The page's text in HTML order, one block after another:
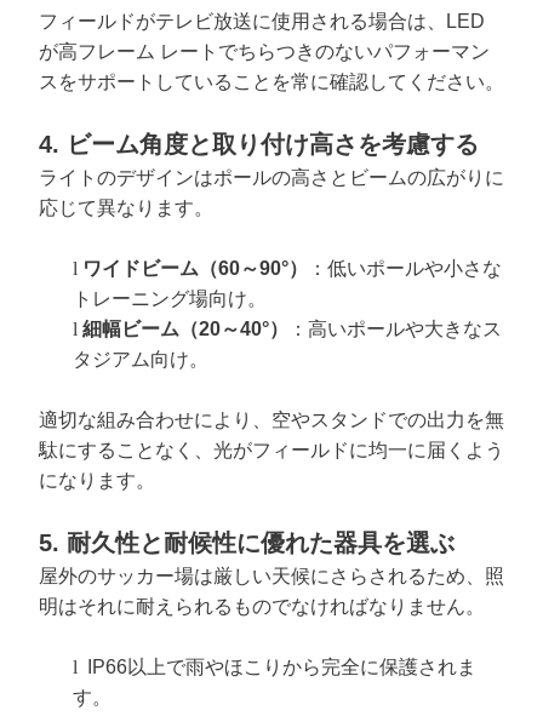
フィールドがテレビ放送に使用される場合は、LED
が高フレーム レートでちらつきのないパフォーマン
スをサポートしていることを常に確認してください。
4. ビーム角度と取り付け高さを考慮する
ライトのデザインはポールの高さとビームの広がりに
応じて異なります。
l ワイドビーム（60～90°）
：低いポールや小さな
トレーニング場向け。
l 細幅ビーム（20～40°）
：高いポールや大きなス
タジアム向け。
適切な組み合わせにより、空やスタンドでの出力を無
駄にすることなく、光がフィールドに均一に届くよう
になります。
5. 耐久性と耐候性に優れた器具を選ぶ
屋外のサッカー場は厳しい天候にさらされるため、照
明はそれに耐えられるものでなければなりません。
l
IP66以上で雨やほこりから完全に保護されま
す。